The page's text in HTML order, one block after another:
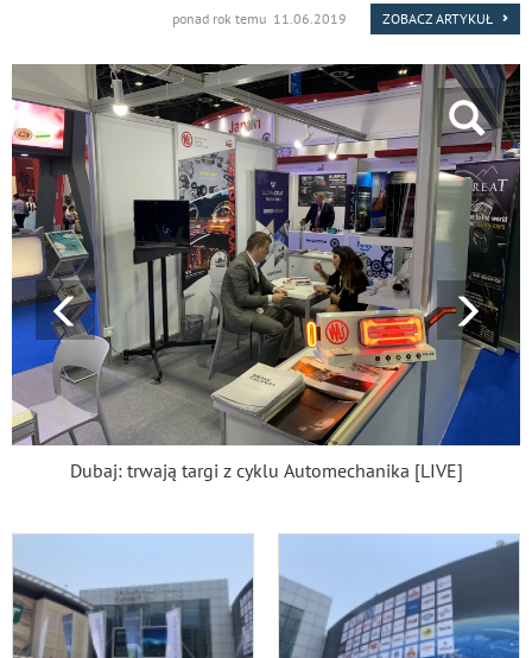
ponad rok temu 11.06.2019 ZOBACZ ARTYKUŁ
Dubaj: trwają targi z cyklu Automechanika [LIVE]